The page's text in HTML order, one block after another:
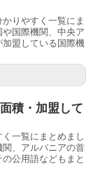
りやすく一覧にま
国際機関、中央ア
盟している国際機
積・加盟して
一覧にまとめまし
、アルバニアの首
公用語などもまと